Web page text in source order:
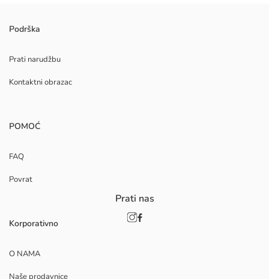
Podrška
Prati narudžbu
Kontaktni obrazac
POMOĆ
FAQ
Povrat
Korporativno
O NAMA
Naše prodavnice
Prati nas